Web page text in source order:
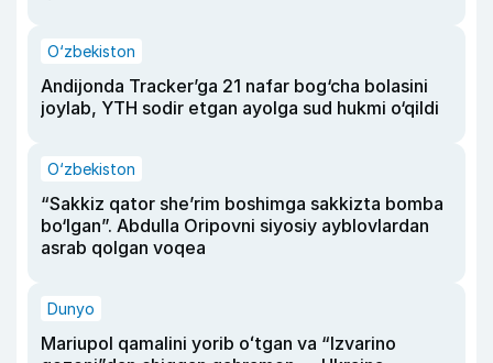
O‘zbekiston
Andijonda Tracker’ga 21 nafar bog‘cha bolasini
joylab, YTH sodir etgan ayolga sud hukmi o‘qildi
O‘zbekiston
“Sakkiz qator she’rim boshimga sakkizta bomba
bo‘lgan”. Abdulla Oripovni siyosiy ayblovlardan
asrab qolgan voqea
Dunyo
Mariupol qamalini yorib oʻtgan va “Izvarino